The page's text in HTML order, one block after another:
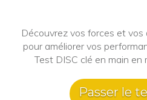
Découvrez vos forces et
pour améliorer vos
Test DISC clé en main
Passer le